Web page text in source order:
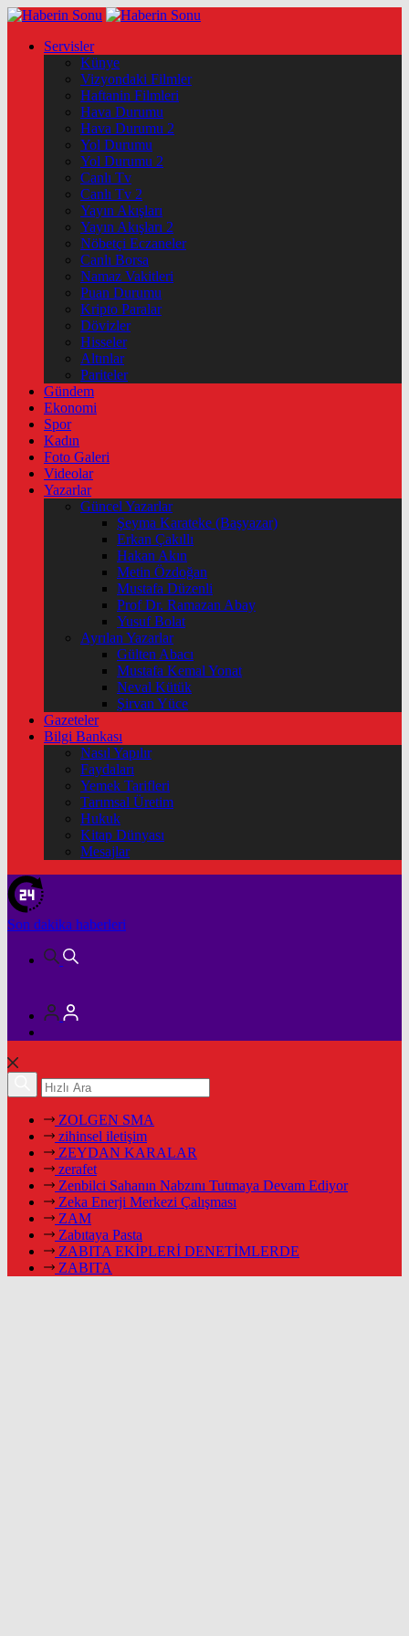
Servisler
Künye
Vizyondaki Filmler
Haftanin Filmleri
Hava Durumu
Hava Durumu 2
Yol Durumu
Yol Durumu 2
Canlı Tv
Canlı Tv 2
Yayın Akışları
Yayın Akışları 2
Nöbetçi Eczaneler
Canlı Borsa
Namaz Vakitleri
Puan Durumu
Kripto Paralar
Dövizler
Hisseler
Altınlar
Pariteler
Gündem
Ekonomi
Spor
Kadın
Foto Galeri
Videolar
Yazarlar
Güncel Yazarlar
Şeyma Karateke (Başyazar)
Erkan Çakıllı
Hakan Akın
Metin Özdoğan
Mustafa Düzenli
Prof Dr. Ramazan Abay
Yusuf Bolat
Ayrılan Yazarlar
Gülten Abacı
Mustafa Kemal Yonat
Neval Kütük
Şirvan Yüce
Gazeteler
Bilgi Bankası
Nasıl Yapılır
Faydaları
Yemek Tarifleri
Tarımsal Üretim
Hukuk
Kitap Dünyası
Mesajlar
Son dakika haberleri
ZOLGEN SMA
zihinsel iletişim
ZEYDAN KARALAR
zerafet
Zenbilci Sahanın Nabzını Tutmaya Devam Ediyor
Zeka Enerji Merkezi Çalışması
ZAM
Zabıtaya Pasta
ZABITA EKİPLERİ DENETİMLERDE
ZABITA